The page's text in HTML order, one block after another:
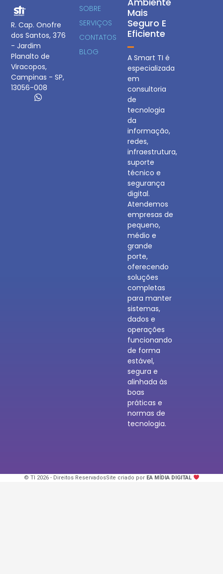
R. Cap. Onofre
dos Santos, 376
- Jardim
Planalto de
Viracopos,
Campinas - SP,
13056-008
Mais
Seguro E
Eficiente
A Smart TI é
especializada
em
consultoria
de
tecnologia
da
informação,
redes,
infraestrutura,
suporte
técnico e
segurança
digital.
Atendemos
empresas de
pequeno,
médio e
grande
porte,
oferecendo
soluções
completas
para manter
sistemas,
dados e
operações
funcionando
de forma
estável,
segura e
alinhada às
boas
práticas e
normas de
tecnologia.
SOBRE
SERVIÇOS
CONTATOS
BLOG
© TI 2026 - Direitos ReservadosSite criado por EA MÍDIA DIGITAL